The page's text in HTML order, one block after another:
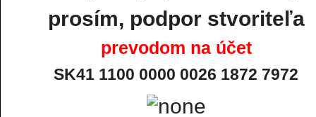
prosím, podpor stvoriteľa
prevodom na účet
SK41 1100 0000 0026 1872 7972